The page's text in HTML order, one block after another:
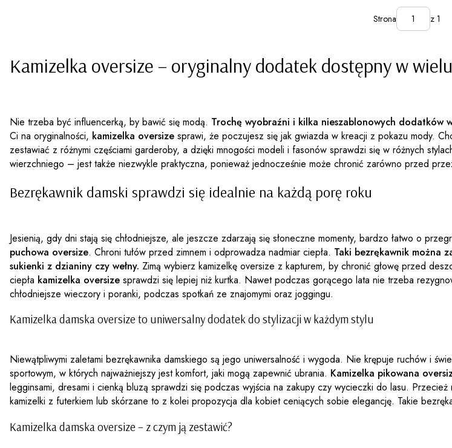
Strona z 1
Kamizelka oversize – oryginalny dodatek dostępny w
Nie trzeba być influencerką, by bawić się modą. Trochę wyobraźni i kilka nieszablonowych dodatków
Ci na oryginalności, kamizelka oversize sprawi, że poczujesz się jak gwiazda w kreacji z pokazu mody.
zestawiać z różnymi częściami garderoby, a dzięki mnogości modeli i fasonów sprawdzi się w różnych
wierzchniego – jest także niezwykle praktyczna, ponieważ jednocześnie może chronić zarówno przed
Bezrękawnik damski sprawdzi się idealnie na każdą porę roku
Jesienią, gdy dni stają się chłodniejsze, ale jeszcze zdarzają się słoneczne momenty, bardzo łatwo o
puchowa oversize. Chroni tułów przed zimnem i odprowadza nadmiar ciepła. Taki bezrękawnik można
sukienki z dzianiny czy wełny. Zimą wybierz kamizelkę oversize z kapturem, by chronić głowę przed
ciepła kamizelka oversize sprawdzi się lepiej niż kurtka. Nawet podczas gorącego lata nie trzeba
chłodniejsze wieczory i poranki, podczas spotkań ze znajomymi oraz joggingu.
Kamizelka damska oversize to uniwersalny dodatek do stylizacji w każdym stylu
Niewątpliwymi zaletami bezrękawnika damskiego są jego uniwersalność i wygoda. Nie krępuje ruchów i
sportowym, w których najważniejszy jest komfort, jaki mogą zapewnić ubrania. Kamizelka pikowana
legginsami, dresami i cienką bluzą sprawdzi się podczas wyjścia na zakupy czy wycieczki do lasu.
kamizelki z futerkiem lub skórzane to z kolei propozycja dla kobiet ceniących sobie elegancję. Takie
Kamizelka damska oversize – z czym ją zestawić?